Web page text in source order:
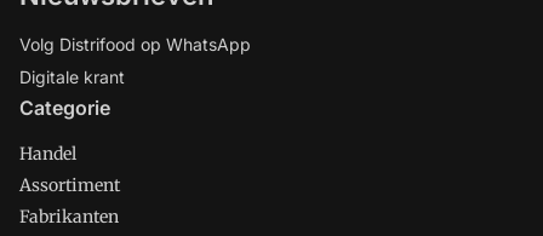
Volg Distrifood op WhatsApp
Digitale krant
Categorie
Handel
Assortiment
Fabrikanten